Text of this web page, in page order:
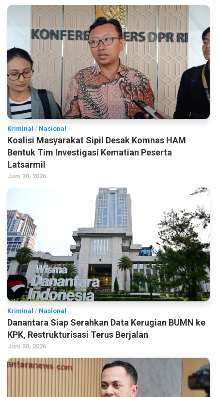
Kriminal / Nasional
Koalisi Masyarakat Sipil Desak Komnas HAM
Bentuk Tim Investigasi Kematian Peserta
Latsarmil
Juni 30, 2026
Kriminal / Nasional
Danantara Siap Serahkan Data Kerugian BUMN ke
KPK, Restrukturisasi Terus Berjalan
Juni 30, 2026